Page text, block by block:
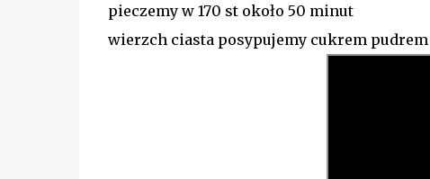
pieczemy w 170 st około 50 minut
wierzch ciasta posypujemy cukrem pudrem